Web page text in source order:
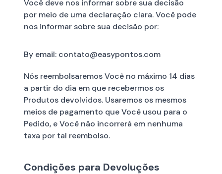
Você deve nos informar sobre sua decisão
por meio de uma declaração clara. Você pode
nos informar sobre sua decisão por:
By email: contato@easypontos.com
Nós reembolsaremos Você no máximo 14 dias
a partir do dia em que recebermos os
Produtos devolvidos. Usaremos os mesmos
meios de pagamento que Você usou para o
Pedido, e Você não incorrerá em nenhuma
taxa por tal reembolso.
Condições para Devoluções